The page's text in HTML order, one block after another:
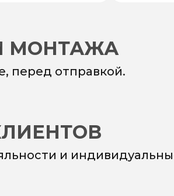
МОНТАЖА
перед отправкой.
и